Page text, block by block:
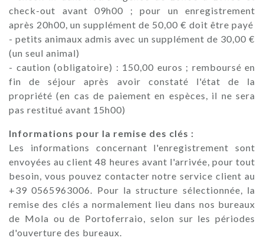
check-out avant 09h00 ; pour un enregistrement
après 20h00, un supplément de 50,00 € doit être payé
- petits animaux admis avec un supplément de 30,00 €
(un seul animal)
- caution (obligatoire) : 150,00 euros ; remboursé en
fin de séjour après avoir constaté l'état de la
propriété (en cas de paiement en espèces, il ne sera
pas restitué avant 15h00)
Informations pour la remise des clés :
Les informations concernant l'enregistrement sont
envoyées au client 48 heures avant l'arrivée, pour tout
besoin, vous pouvez contacter notre service client au
+39 0565963006. Pour la structure sélectionnée, la
remise des clés a normalement lieu dans nos bureaux
de Mola ou de Portoferraio, selon sur les périodes
d'ouverture des bureaux.